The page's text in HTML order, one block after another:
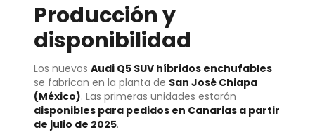
Producción y
disponibilidad
Los nuevos Audi Q5 SUV híbridos enchufables
se fabrican en la planta de San José Chiapa
(México). Las primeras unidades estarán
disponibles para pedidos en Canarias a partir
de julio de 2025.